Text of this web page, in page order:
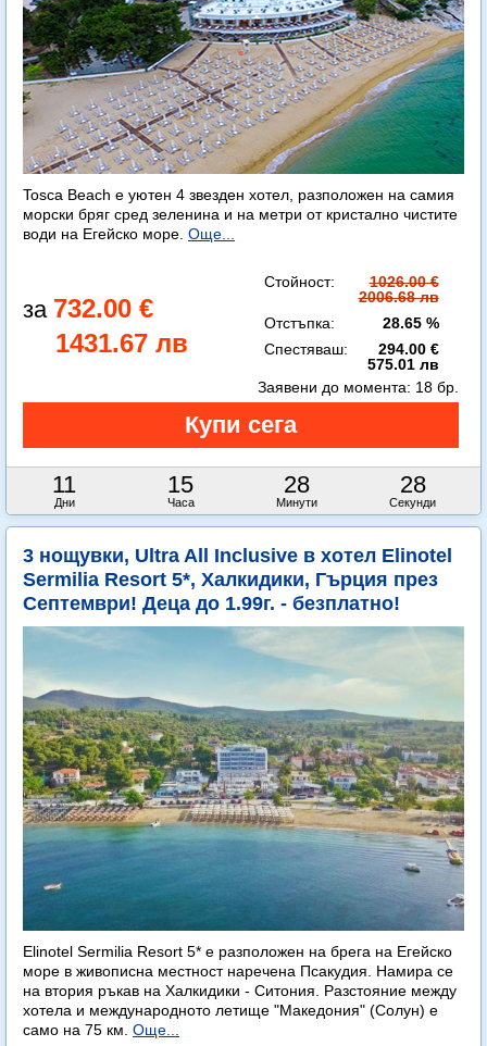
Tosca Beach е уютен 4 звезден хотел, разположен на самия
морски бряг сред зеленина и на метри от кристално чистите
води на Егейско море. Още...
732.00 €
1431.67 лв
Стойност:
1026.00 €
2006.68 лв
Отстъпка:
28.65 %
Спестяваш:
294.00 €
575.01 лв
11
Дни
15
Часа
28
Минути
26
Секунди
Заявени до момента: 18 бр.
3 нощувки, Ultra All Inclusive в хотел Elinotel
Sermilia Resort 5*, Халкидики, Гърция през
Септември! Деца до 1.99г. - безплатно!
Elinotel Sermilia Resort 5* е разположен на брега на Егейско
море в живописна местност наречена Псакудия. Намира се
на втория ръкав на Халкидики - Ситония. Разстояние между
хотела и международното летище "Македония" (Солун) е
само на 75 км. Още...